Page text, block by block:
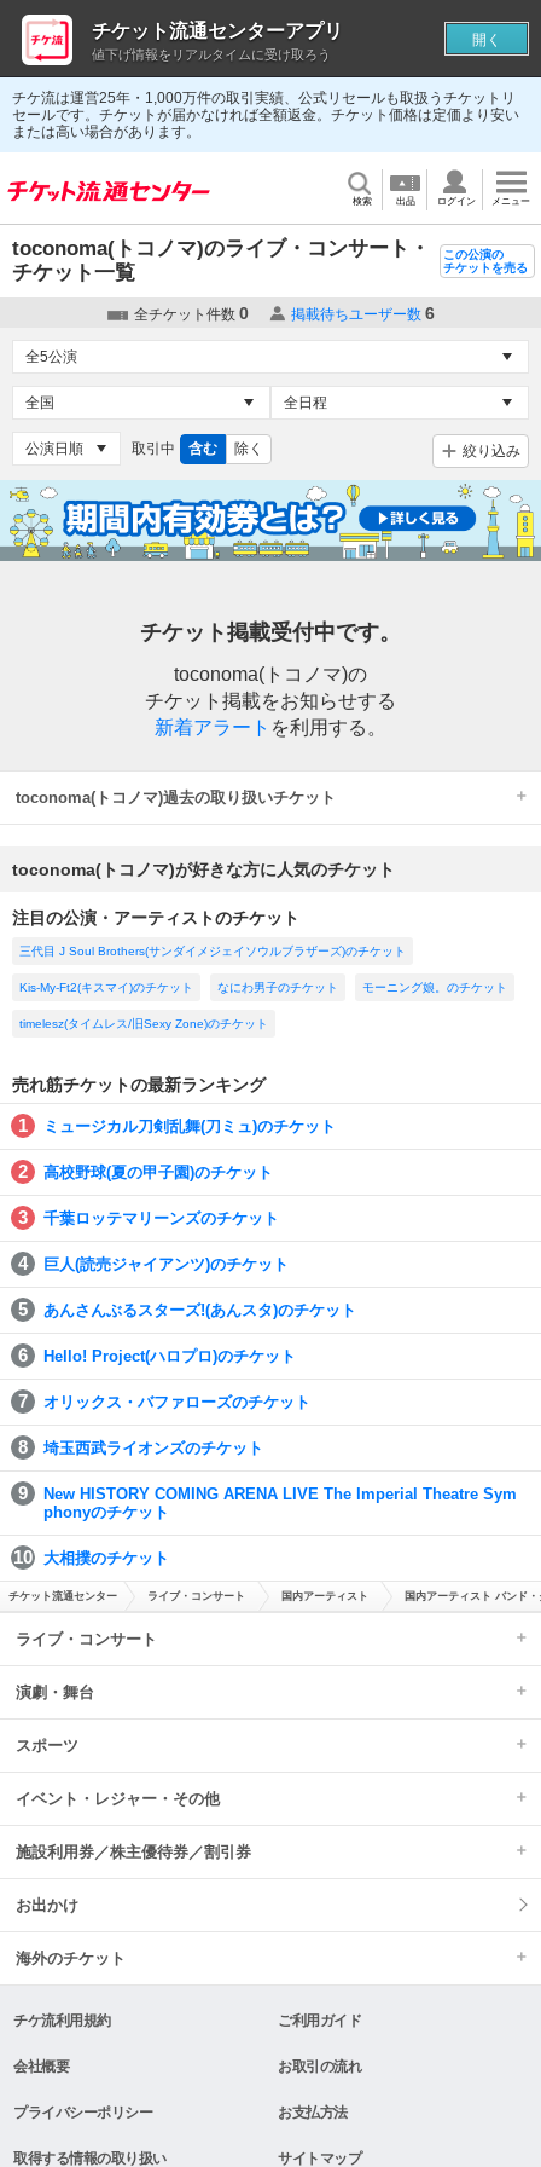
チケ流は運営25年・1,000万件の取引実績、公式リセールも取扱うチケットリ
セールです。チケットが届かなければ全額返金。チケット価格は定価より安い
または高い場合があります。
検索 出品 ログイン メニュー
toconoma(トコノマ)のライブ・コンサート・
チケット一覧
この公演の
チケットを売る
全チケット件数 0 掲載待ちユーザー数 6
取引中 含む 除く 絞り込み
チケット掲載受付中です。
toconoma(トコノマ)の
チケット掲載をお知らせする
新着アラート を利用する。
toconoma(トコノマ)過去の取り扱いチケット
toconoma(トコノマ)が好きな方に人気のチケット
注目の公演・アーティストのチケット
三代目 J Soul Brothers(サンダイメジェイソウルブラザーズ)のチケット
Kis-My-Ft2(キスマイ)のチケット なにわ男子のチケット モーニング娘。のチケット
timelesz(タイムレス/旧Sexy Zone)のチケット
売れ筋チケットの最新ランキング
ミュージカル刀剣乱舞(刀ミュ)のチケット
高校野球(夏の甲子園)のチケット
千葉ロッテマリーンズのチケット
巨人(読売ジャイアンツ)のチケット
あんさんぶるスターズ!(あんスタ)のチケット
Hello! Project(ハロプロ)のチケット
オリックス・バファローズのチケット
埼玉西武ライオンズのチケット
New HISTORY COMING ARENA LIVE The Imperial Theatre Sym
phonyのチケット
大相撲のチケット
チケット流通センター ライブ・コンサート 国内アーティスト 国内アーティスト バンド
ライブ・コンサート
演劇・舞台
スポーツ
イベント・レジャー・その他
施設利用券／株主優待券／割引券
お出かけ
海外のチケット
チケ流利用規約 ご利用ガイド
会社概要 お取引の流れ
プライバシーポリシー お支払方法
取得する情報の取り扱い サイトマップ
チケット流通センターアプリ
値下げ情報をリアルタイムに受け取ろう
開く